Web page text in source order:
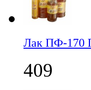
Лак ПФ-170
409